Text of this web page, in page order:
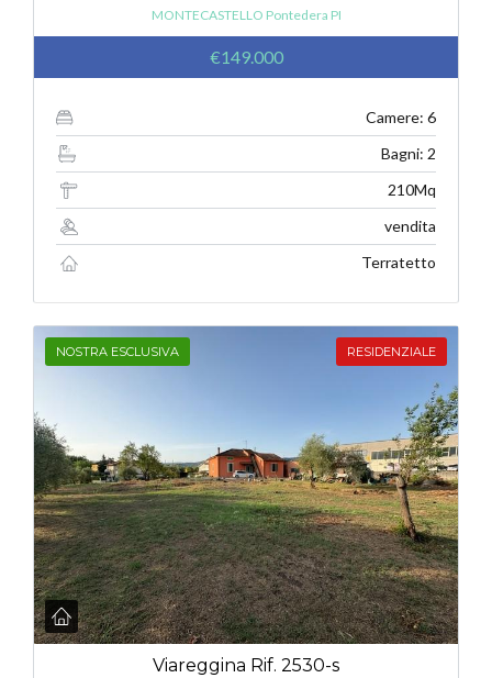
MONTECASTELLO Pontedera PI
€149.000
Camere: 6
Bagni: 2
210Mq
vendita
Terratetto
NOSTRA ESCLUSIVA RESIDENZIALE
Viareggina Rif. 2530-s